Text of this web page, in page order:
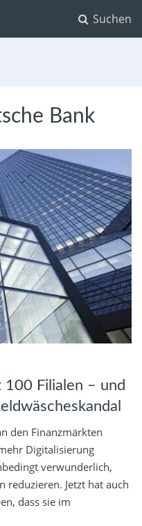
Suchen
Bank
Filialen – und
den Finanzmärkten
Digitalisierung
verwunderlich,
reduzieren. Jetzt hat auch
dass sie im